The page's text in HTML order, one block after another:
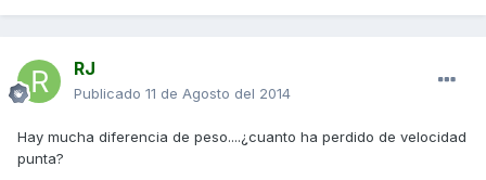
RJ
Publicado 11 de Agosto del 2014
Hay mucha diferencia de peso....¿cuanto ha perdido de velocidad
punta?